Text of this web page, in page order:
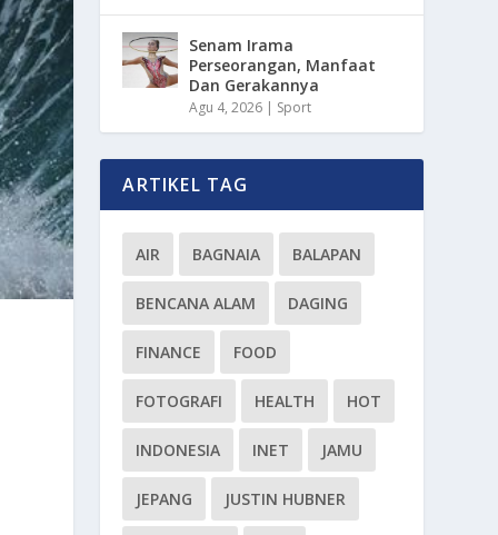
Senam Irama
Perseorangan, Manfaat
Dan Gerakannya
Agu 4, 2026 | Sport
ARTIKEL TAG
AIR BAGNAIA BALAPAN
BENCANA ALAM DAGING
FINANCE FOOD
FOTOGRAFI HEALTH HOT
INDONESIA INET JAMU
JEPANG JUSTIN HUBNER